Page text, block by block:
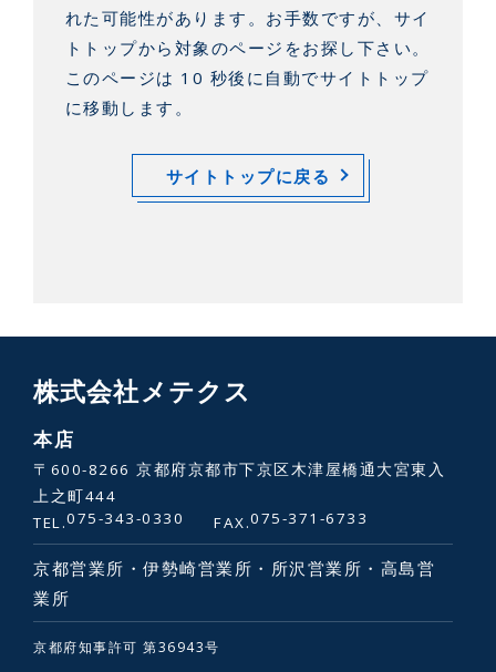
れた可能性があります。 お手数ですが、サイ
トトップから対象のページをお探し下さい。
このページは 10 秒後に自動でサイトトップ
に移動します。
サイトトップに戻る
株式会社メテクス
本店
〒600-8266 京都府京都市下京区木津屋橋通大宮東入
上之町444
TEL.075-343-0330 FAX.075-371-6733
京都営業所・伊勢崎営業所・所沢営業所・高島営
業所
京都府知事許可 第36943号